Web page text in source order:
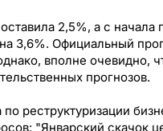
2,5%, а с начала
3,6%. Официальный
вполне очевидно,
прогнозов.
реструктуризации
"Январский скачок